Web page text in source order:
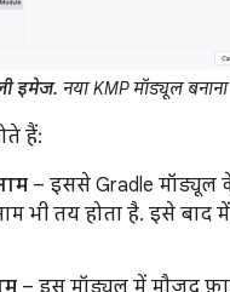
इमेज. नया KMP मॉड्यूल बनाना
हैं:
– इससे Gradle मॉड्यूल
भी तय होता है. इसे बाद